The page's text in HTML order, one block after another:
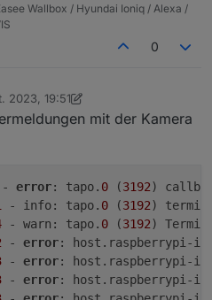
Wallbox / Hyundai Ioniq / Alexa /
0
2023, 19:51
mit der Kamera
- error: tapo. 0 (3192)
- info: tapo. 0 (3192
- warn: tapo. 0 (3192
- error: host.raspberrypi-
- error: host.raspberrypi-
- error: host.raspberrypi-